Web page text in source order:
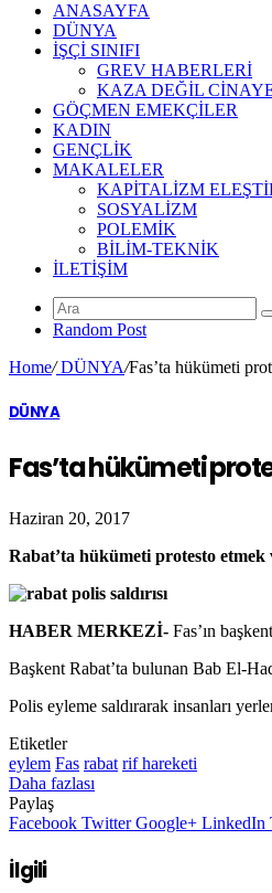
ANASAYFA
DÜNYA
İŞÇİ SINIFI
GREV HABERLERİ
KAZA DEĞİL
GÖÇMEN EMEKÇİLER
KADIN
GENÇLİK
MAKALELER
KAPİTALİZM
SOSYALİZM
POLEMİK
BİLİM-TEKNİK
ILETIŞIM
Random Post
Home/DÜNYA/Fas’ta hükümeti
DÜNYA
Fas’ta hükümeti
Haziran 20, 2017
Rabat’ta hükümeti protesto etmek
HABER MERKEZİ- Fas’ın
Başkent Rabat’ta bulunan Bab El-
Polis eyleme saldırarak insanları
Etiketler
eylem Fas rabat rif hareketi
Daha fazlası
Paylaş
Facebook Twitter Google+ LinkedIn
İlgili